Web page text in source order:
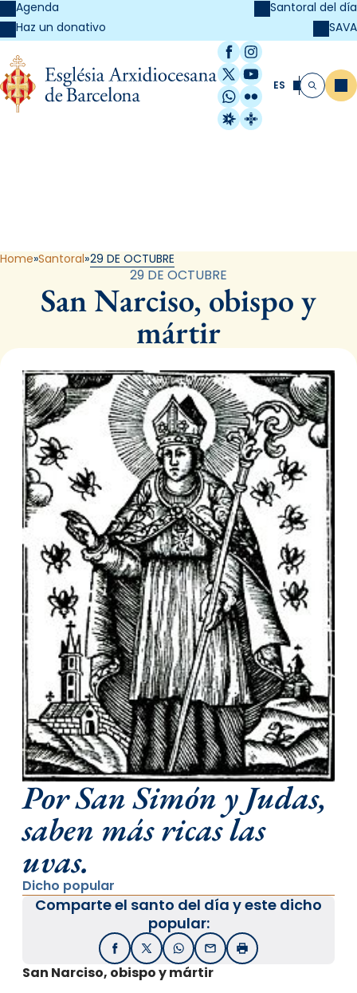
Agenda
Haz un donativo
Santoral del día
SAVA
Facebook
Instagram
X / Twitter
YouTube
WhatsApp
Flickr
Radio Estel
Catalunya
ES Buscar
Home Santoral 29 DE OCTUBRE
29 DE OCTUBRE
San Narciso, obispo y
mártir
Por San Simón y Judas,
saben más ricas las
uvas.
Dicho popular
Comparte el santo del día y este dicho
popular:
FacebookX / TwitterWhatsApp
EmailImprimir
San Narciso, obispo y mártir